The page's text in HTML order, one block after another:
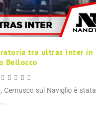
tra ultras Inter in
Bellocco
Cernusco sul Naviglio è stata